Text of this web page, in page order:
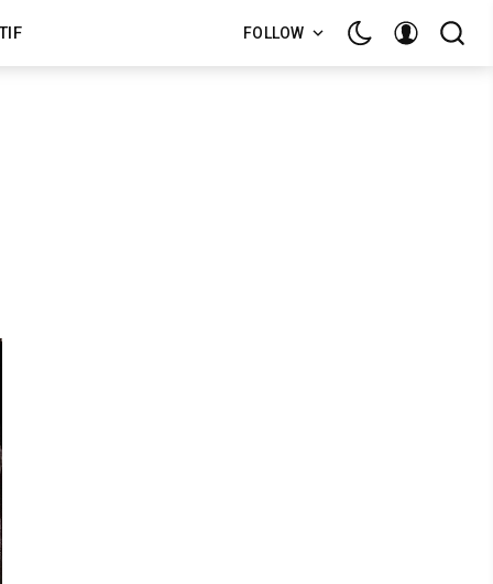
FOLLOW